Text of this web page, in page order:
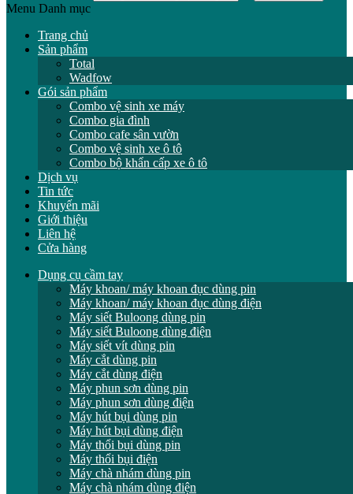
Menu Danh mục
Trang chủ
Sản phẩm
Total
Wadfow
Gói sản phẩm
Combo vệ sinh xe máy
Combo gia đình
Combo cafe sân vườn
Combo vệ sinh xe ô tô
Combo bộ khẩn cấp xe ô tô
Dịch vụ
Tin tức
Khuyến mãi
Giới thiệu
Liên hệ
Cửa hàng
Dụng cụ cầm tay
Máy khoan/ máy khoan đục dùng pin
Máy khoan/ máy khoan đục dùng điện
Máy siết Buloong dùng pin
Máy siết Buloong dùng điện
Máy siết vít dùng pin
Máy cắt dùng pin
Máy cắt dùng điện
Máy phun sơn dùng pin
Máy phun sơn dùng điện
Máy hút bụi dùng pin
Máy hút bụi dùng điện
Máy thổi bụi dùng pin
Máy thổi bụi điện
Máy chà nhám dùng pin
Máy chà nhám dùng điện